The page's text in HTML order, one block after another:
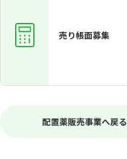
売り帳面募集
配置薬販売事業へ戻る